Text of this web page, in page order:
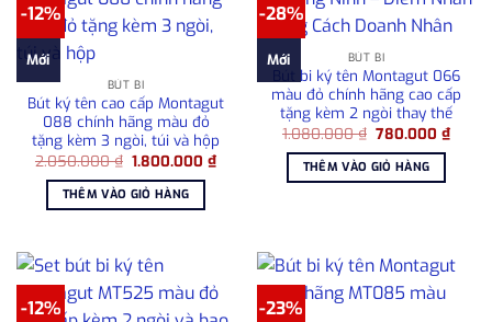
-12%
Mới
BÚT BI
Bút ký tên cao cấp Montagut
088 chính hãng màu đỏ
tặng kèm 3 ngòi, túi và hộp
2.050.000₫ Giá
là:
2.050.000 ₫.
1.800.000₫Giá
hiện
THÊM VÀO GIỎ HÀNG
-28%
Mới BÚT BI
Bút bi ký tên Montagut 066
màu đỏ chính hãng cao cấp
tặng kèm 2 ngòi thay thế
1.080.000₫ Giá
là:
1.080.000 ₫.
780.000₫Giá
hiện
THÊM VÀO GIỎ HÀNG
-12% -23%